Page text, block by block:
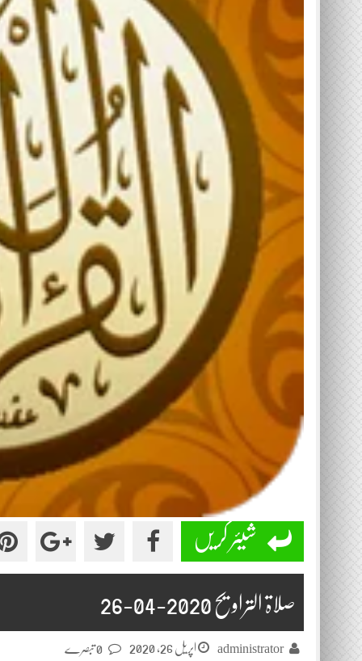
شیئر کریں
صلاۃ التراویح 2020-04-26
administrator اپریل 26, 2020